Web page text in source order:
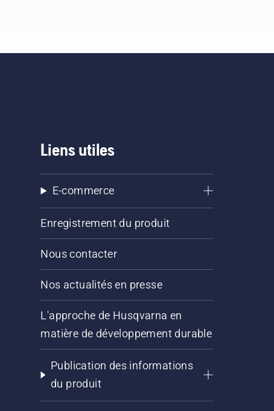
Liens utiles
E-commerce
Enregistrement du produit
Nous contacter
Nos actualités en presse
L'approche de Husqvarna en
matière de développement durable
Publication des informations
du produit